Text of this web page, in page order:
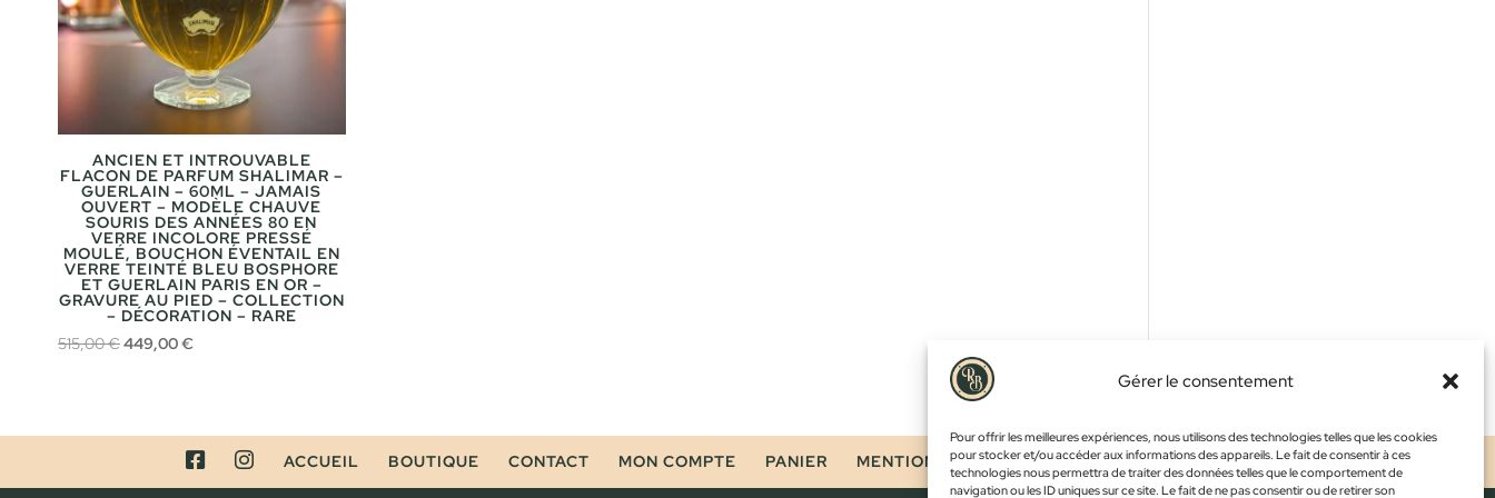
Gérer le consentement
Pour offrir les meilleures expériences, nous utilisons des technologies telles que les cookies
pour stocker et/ou accéder aux informations des appareils. Le fait de consentir à ces
technologies nous permettra de traiter des données telles que le comportement de
navigation ou les ID uniques sur ce site. Le fait de ne pas consentir ou de retirer son
ANCIEN ET INTROUVABLE
FLACON DE PARFUM SHALIMAR –
GUERLAIN – 60ML – JAMAIS
OUVERT – MODÈLE CHAUVE
SOURIS DES ANNÉES 80 EN
VERRE INCOLORE PRESSÉ
MOULÉ, BOUCHON ÉVENTAIL EN
VERRE TEINTÉ BLEU BOSPHORE
ET GUERLAIN PARIS EN OR –
GRAVURE AU PIED – COLLECTION
– DÉCORATION – RARE
515,00€Le
449,00€Le
FACEBOOKINSTAGRAM
ACCUEIL BOUTIQUE CONTACT MON COMPTE PANIER MENTIONS LÉGALES CONFIDENTIALITÉ CGV